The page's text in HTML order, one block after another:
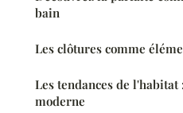
bain
Les clôtures comme
Les tendances de l'habitat
moderne